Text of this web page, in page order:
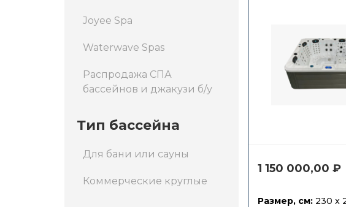
Joyee Spa
Waterwave Spas
Распродажа СПА
бассейнов и джакузи б/у
Тип бассейна
Для бани или сауны
Коммерческие круглые
1 150 000,00 ₽
Размер, см:230 x